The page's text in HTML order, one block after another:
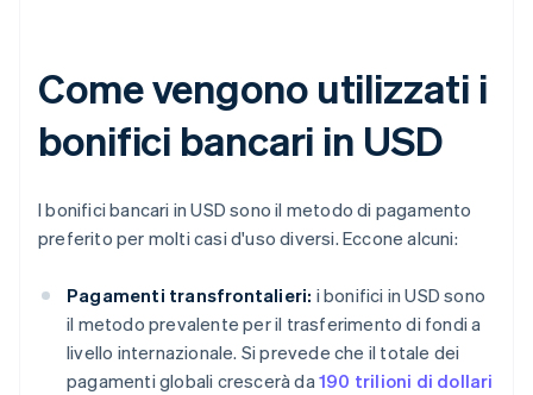
Come vengono utilizzati i
bonifici bancari in USD
I bonifici bancari in USD sono il metodo di pagamento
preferito per molti casi d'uso diversi. Eccone alcuni:
Pagamenti transfrontalieri: i bonifici in USD sono
il metodo prevalente per il trasferimento di fondi a
livello internazionale. Si prevede che il totale dei
pagamenti globali crescerà da190 trilioni di dollari